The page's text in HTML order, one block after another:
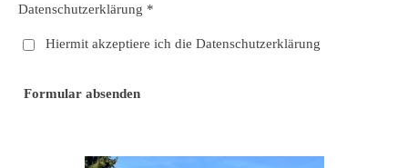
Datenschutzerklärung *
Hiermit akzeptiere ich die Datenschutzerklärung
Formular absenden